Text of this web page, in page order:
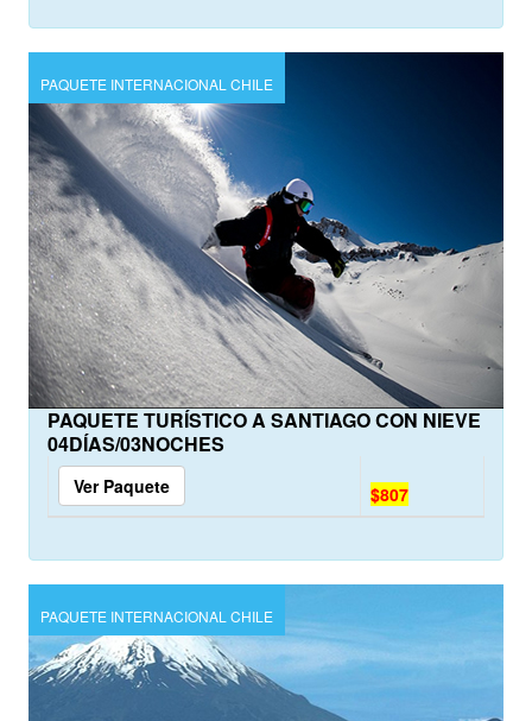
PAQUETE INTERNACIONAL CHILE
PAQUETE TURÍSTICO A SANTIAGO CON NIEVE
04DÍAS/03NOCHES
Ver Paquete $807
PAQUETE INTERNACIONAL CHILE